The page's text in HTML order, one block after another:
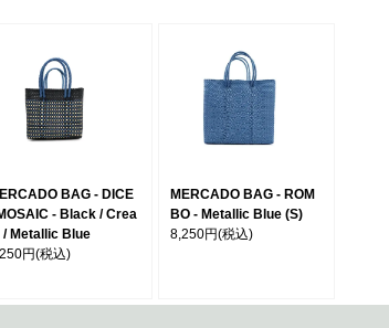
BAG - DICE
- Black / Crea
/ Metallic Blue
円(税込)
MERCADO BAG - ROM
BO - Metallic Blue (S)
8,250円(税込)